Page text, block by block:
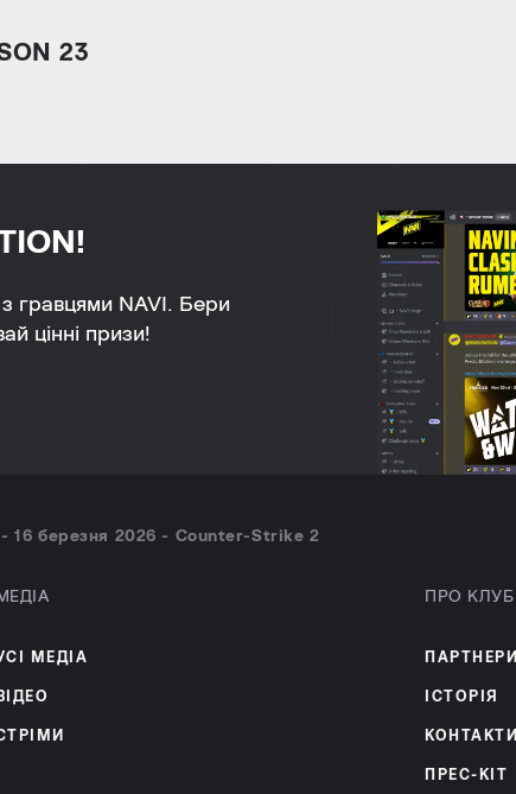
23
з гравцями NAVI. Бери
цінні призи!
- 16 березня 2026 - Counter-Strike 2
МЕДІА
ПРО КЛУБ
ПАРТНЕРИ
ІСТОРІЯ
КОНТАКТИ
ПРЕС-КІТ